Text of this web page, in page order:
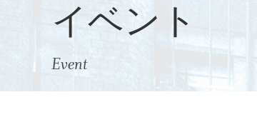
イベント
Event